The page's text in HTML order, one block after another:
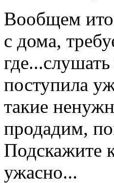
Вообщем
с дома,
поступила
такие
продадим,
Подскажите
ужасно...